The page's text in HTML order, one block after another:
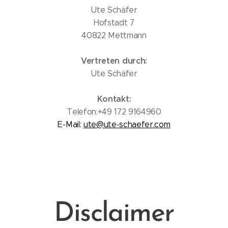
Ute Schäfer
Hofstadt 7
40822 Mettmann
Vertreten durch:
Ute Schäfer
Kontakt:
Telefon:+49 172 9164960
E-Mail: ute@ute-schaefer.com
Disclaimer